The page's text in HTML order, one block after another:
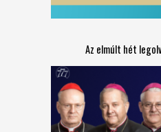
Az elmúlt hét